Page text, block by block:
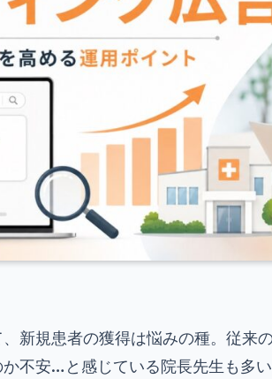
新規患者の獲得は悩みの種。従来
不安…と感じている院長先生も多